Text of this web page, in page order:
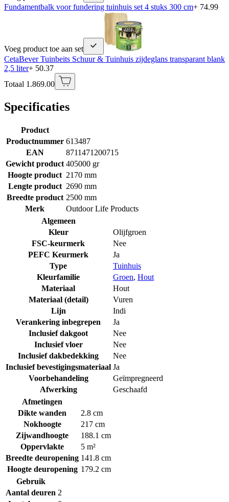
Fundamentbalk voor fundering tuinhuis set 4 stuks 300 cm+ 74.99
Voeg product toe aan set
CetaBever Tuinbeits Schuur & Tuinhuis zijdeglans transparant blank
2,5 liter+ 50.37
Totaal 1.869.00
Specificaties
Product
Productnummer 613487
EAN
8711471200715
Gewicht product 405000 gr
Hoogte product 2170 mm
Lengte product 2690 mm
Breedte product 2500 mm
Merk
Outdoor Life Products
Algemeen
Kleur
Olijfgroen
FSC-keurmerk
Nee
PEFC Keurmerk
Ja
Type
Tuinhuis
Kleurfamilie
Groen, Hout
Materiaal
Hout
Materiaal (detail)
Vuren
Lijn
Indi
Verankering inbegrepen
Ja
Inclusief dakgoot
Nee
Inclusief vloer
Nee
Inclusief dakbedekking
Nee
Inclusief bevestigingsmateriaal Ja
Voorbehandeling
Geïmpregneerd
Afwerking
Geschaafd
Afmetingen
Dikte wanden
2.8 cm
Nokhoogte
217 cm
Zijwandhoogte
188.1 cm
Oppervlakte
5 m²
Breedte deuropening 141.8 cm
Hoogte deuropening 179.2 cm
Gebruik
Aantal deuren 2